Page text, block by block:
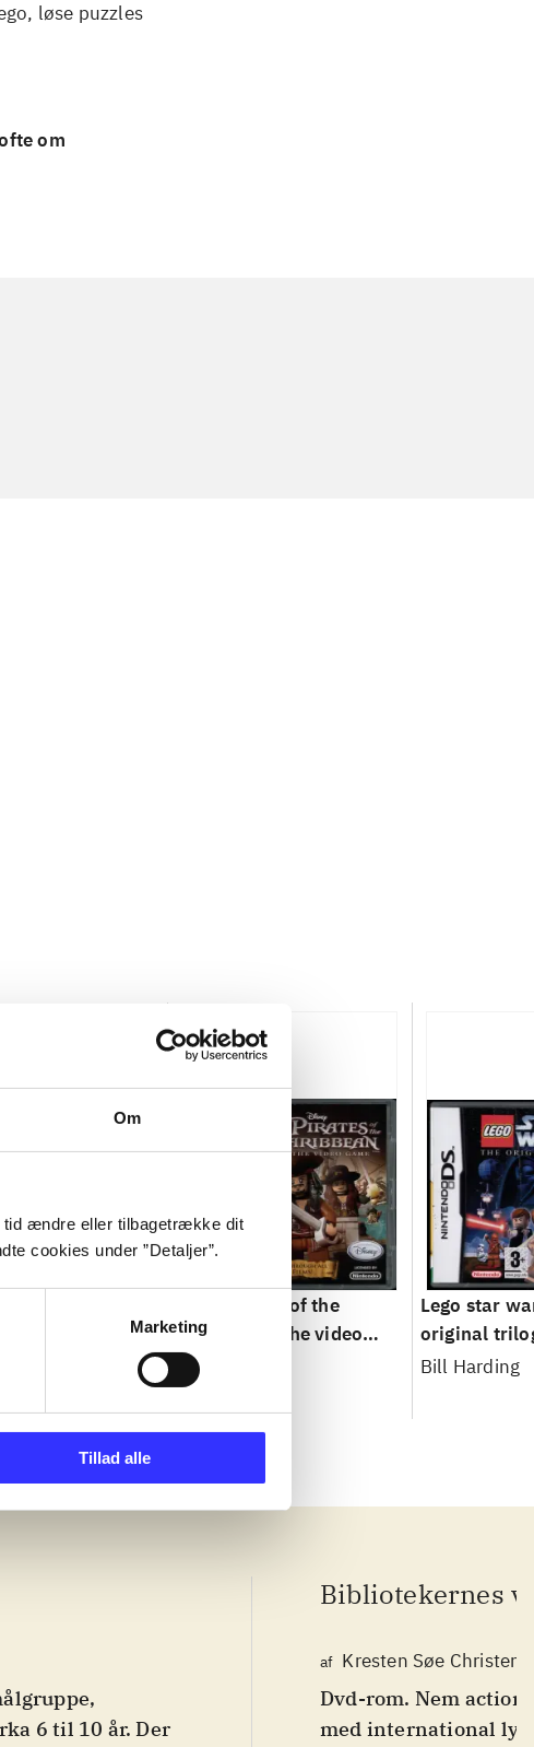
Om
tid ændre eller tilbagetrække dit
cookies under ”Detaljer”.
Marketing
Tillad alle
løse puzzles
om
saga
Lego Pirates of the
Caribbean : the video
game
Lego star
original
Bill Harding
6 til 10 år. Der
Bibliotekernes
af Kresten Søe
Dvd-rom. Nem
med international